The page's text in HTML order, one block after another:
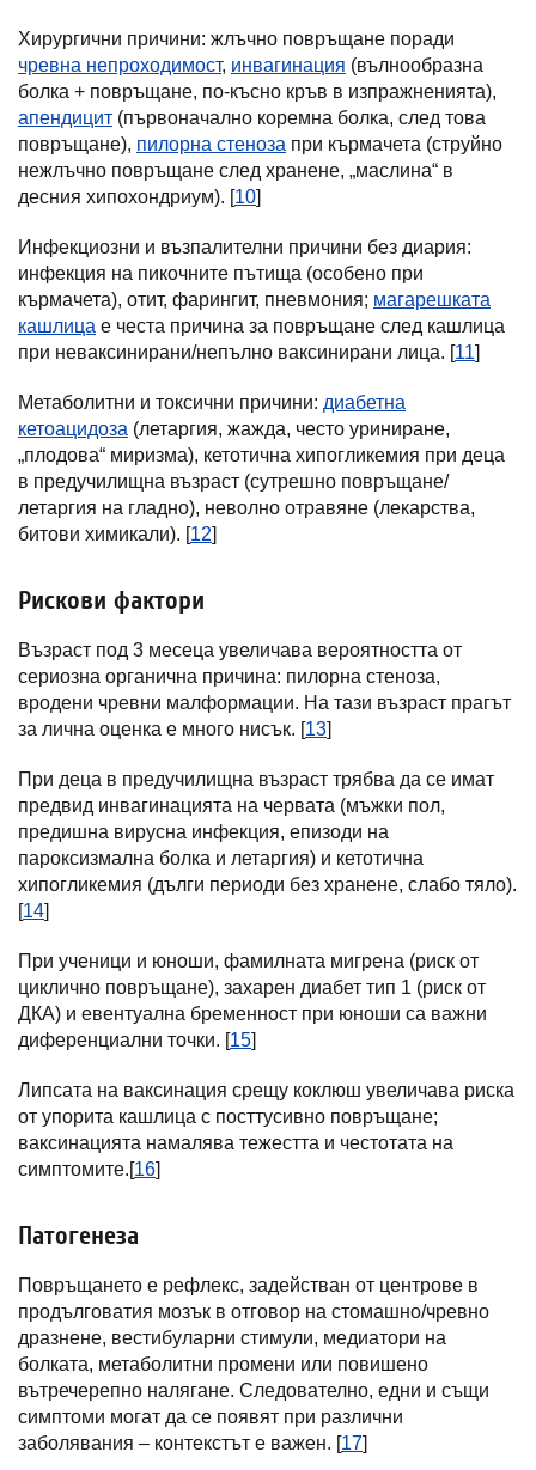
Хирургични причини: жлъчно повръщане поради
чревна непроходимост, инвагинация (вълнообразна
болка + повръщане, по-късно кръв в изпражненията),
апендицит (първоначално коремна болка, след това
повръщане), пилорна стеноза при кърмачета (струйно
нежлъчно повръщане след хранене, „маслина“ в
десния хипохондриум). [10]
Инфекциозни и възпалителни причини без диария:
инфекция на пикочните пътища (особено при
кърмачета), отит, фарингит, пневмония; магарешката
кашлица е честа причина за повръщане след кашлица
при неваксинирани/непълно ваксинирани лица. [11]
Метаболитни и токсични причини: диабетна
кетоацидоза (летаргия, жажда, често уриниране,
„плодова“ миризма), кетотична хипогликемия при деца
в предучилищна възраст (сутрешно повръщане/
летаргия на гладно), неволно отравяне (лекарства,
битови химикали). [12]
Рискови фактори
Възраст под 3 месеца увеличава вероятността от
сериозна органична причина: пилорна стеноза,
вродени чревни малформации. На тази възраст прагът
за лична оценка е много нисък. [13]
При деца в предучилищна възраст трябва да се имат
предвид инвагинацията на червата (мъжки пол,
предишна вирусна инфекция, епизоди на
пароксизмална болка и летаргия) и кетотична
хипогликемия (дълги периоди без хранене, слабо тяло).
[14]
При ученици и юноши, фамилната мигрена (риск от
циклично повръщане), захарен диабет тип 1 (риск от
ДКА) и евентуална бременност при юноши са важни
диференциални точки. [15]
Липсата на ваксинация срещу коклюш увеличава риска
от упорита кашлица с посттусивно повръщане;
ваксинацията намалява тежестта и честотата на
симптомите.[16]
Патогенеза
Повръщането е рефлекс, задействан от центрове в
продълговатия мозък в отговор на стомашно/чревно
дразнене, вестибуларни стимули, медиатори на
болката, метаболитни промени или повишено
вътречерепно налягане. Следователно, едни и същи
симптоми могат да се появят при различни
заболявания – контекстът е важен. [17]